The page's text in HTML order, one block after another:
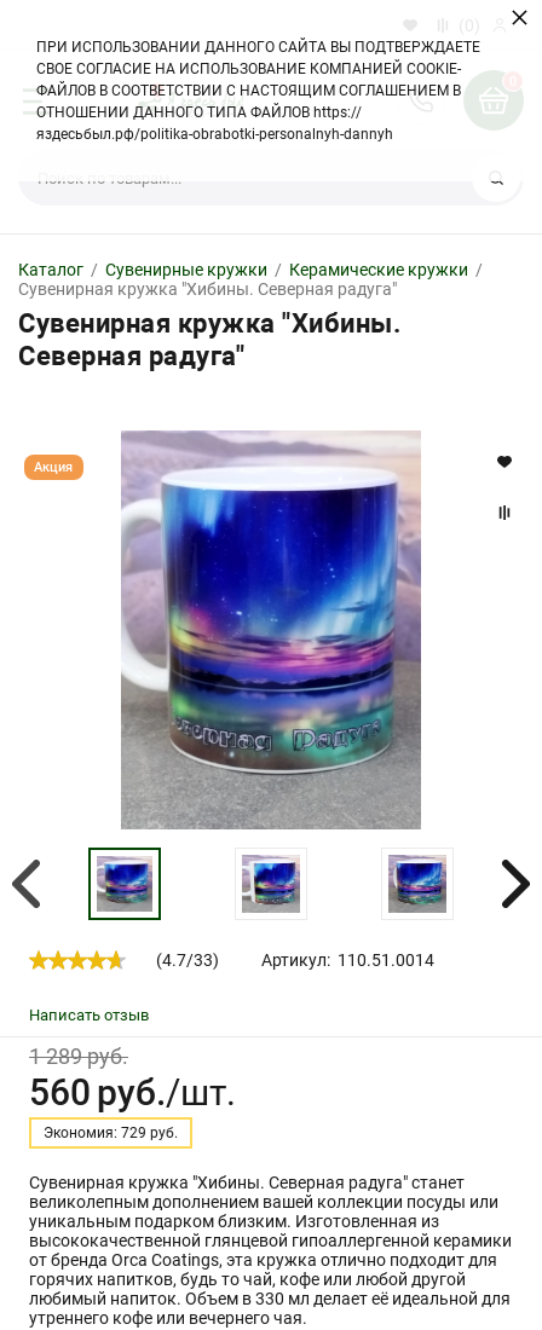
Керамические кружки
Кружки с приколом
Кружки на заказ
Термонаклейки на одежду
Сувенирные кружки
Кофейные кружки
Каталог / Сувенирные кружки / Керамические кружки /
Сувенирная кружка "Хибины. Северная радуга"
Сувенирная кружка "Хибины.
Северная радуга"
Акция
(4.7/33)
Написать отзыв
Артикул: 110.51.0014
1 289 руб.
560 руб./шт.
Экономия: 729 руб.
Сувенирная кружка "Хибины. Северная радуга" станет
великолепным дополнением вашей коллекции посуды или
уникальным подарком близким. Изготовленная из
высококачественной глянцевой гипоаллергенной керамики
от бренда Orca Coatings, эта кружка отлично подходит для
горячих напитков, будь то чай, кофе или любой другой
любимый напиток. Объем в 330 мл делает её идеальной для
утреннего кофе или вечернего чая.
ПРИ ИСПОЛЬЗОВАНИИ ДАННОГО САЙТА ВЫ ПОДТВЕРЖДАЕТЕ
СВОЕ СОГЛАСИЕ НА ИСПОЛЬЗОВАНИЕ КОМПАНИЕЙ COOKIE-
ФАЙЛОВ В СООТВЕТСТВИИ С НАСТОЯЩИМ СОГЛАШЕНИЕМ В
ОТНОШЕНИИ ДАННОГО ТИПА ФАЙЛОВ https://
яздесьбыл.рф/politika-obrabotki-personalnyh-dannyh
×